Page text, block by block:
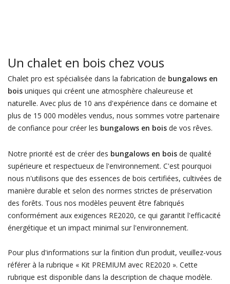
Un chalet en bois chez vous
Chalet pro est spécialisée dans la fabrication de bungalows en
boisuniques qui créent une atmosphère chaleureuse et
naturelle. Avec plus de 10 ans d'expérience dans ce domaine et
plus de 15 000 modèles vendus, nous sommes votre partenaire
de confiance pour créer les bungalows en boisde vos rêves.
Notre priorité est de créer des bungalows en boisde qualité
supérieure et respectueux de l'environnement. C'est pourquoi
nous n'utilisons que des essences de bois certifiées, cultivées de
manière durable et selon des normes strictes de préservation
des forêts. Tous nos modèles peuvent être fabriqués
conformément aux exigences RE2020, ce qui garantit l'efficacité
énergétique et un impact minimal sur l'environnement.
Pour plus d'informations sur la finition d’un produit, veuillez-vous
référer à la rubrique « Kit PREMIUM avec RE2020 ». Cette
rubrique est disponible dans la description de chaque modèle.